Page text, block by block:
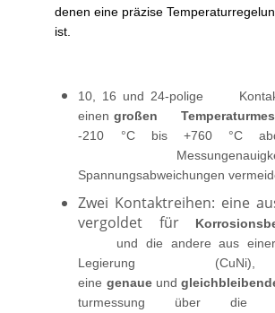
denen eine präzise
ist.
10, 16 und 24-polige
einen großen
-210 °C bis +760 °C
Spannungsabweichungen
Zwei Kontaktreihen: eine
vergoldet für
und die andere aus einer
Legierung
eine genaueund
turmessung über die